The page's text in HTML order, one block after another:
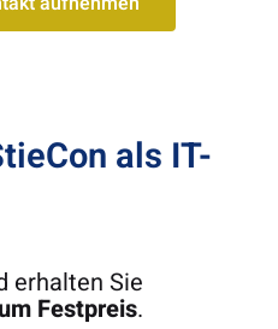
Rechenzentrum.
als IT-
erhalten Sie
Festpreis.